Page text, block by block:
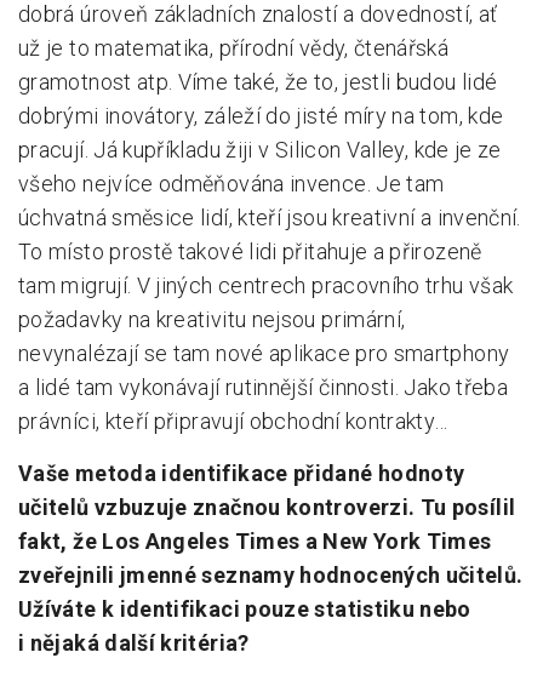
dobrá úroveň základních znalostí a dovedností, ať
už je to matematika, přírodní vědy, čtenářská
gramotnost atp. Víme také, že to, jestli budou lidé
dobrými inovátory, záleží do jisté míry na tom, kde
pracují. Já kupříkladu žiji v Silicon Valley, kde je ze
všeho nejvíce odměňována invence. Je tam
úchvatná směsice lidí, kteří jsou kreativní a invenční.
To místo prostě takové lidi přitahuje a přirozeně
tam migrují. V jiných centrech pracovního trhu však
požadavky na kreativitu nejsou primární,
nevynalézají se tam nové aplikace pro smartphony
a lidé tam vykonávají rutinnější činnosti. Jako třeba
právníci, kteří připravují obchodní kontrakty…
Vaše metoda identifikace přidané hodnoty
učitelů vzbuzuje značnou kontroverzi. Tu posílil
fakt, že Los Angeles Times a New York Times
zveřejnili jmenné seznamy hodnocených učitelů.
Užíváte k identifikaci pouze statistiku nebo
i nějaká další kritéria?